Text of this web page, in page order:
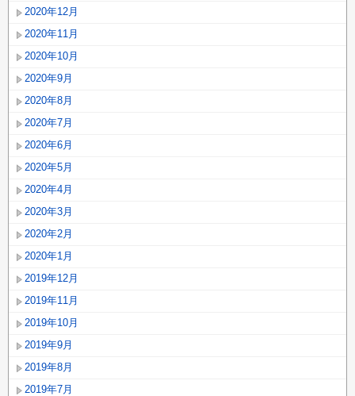
2020年12月
2020年11月
2020年10月
2020年9月
2020年8月
2020年7月
2020年6月
2020年5月
2020年4月
2020年3月
2020年2月
2020年1月
2019年12月
2019年11月
2019年10月
2019年9月
2019年8月
2019年7月